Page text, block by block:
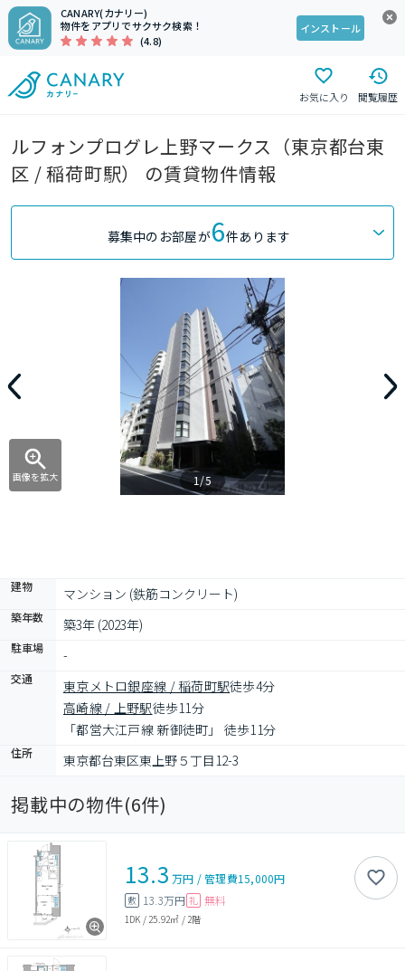
CANARY(カナリー)
物件をアプリでサクサク検索！
(4.8)
インストール
お気に入り 閲覧履歴
ルフォンプログレ上野マークス（東京都台東
区 / 稲荷町駅） の賃貸物件情報
募集中のお部屋が6件あります
画像を拡大 1/5
建物 マンション (鉄筋コンクリート)
築年数 築3年 (2023年)
駐車場 -
交通 東京メトロ銀座線 / 稲荷町駅徒歩4分
高崎線 / 上野駅徒歩11分
「都営大江戸線 新御徒町」 徒歩11分
住所 東京都台東区東上野５丁目12-3
掲載中の物件(6件)
13.3 万円 /管理費15,000円
敷 13.3万円 礼 無料
1DK / 25.92㎡ / 2階